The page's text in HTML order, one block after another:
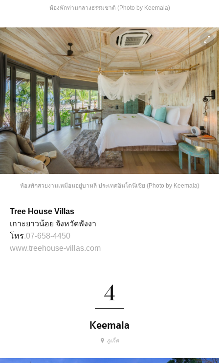
ห้องพักท่ามกลางธรรมชาติ (Photo by Keemala)
ห้องพักสวยงามเหมือนอยู่บาหลี ประเทศอินโดนีเซีย (Photo by Keemala)
Tree House Villas
เกาะยาวน้อย จังหวัดพังงา
โทร.07-658-4450
www.treehouse-villas.com
4
Keemala
ภูเก็ต